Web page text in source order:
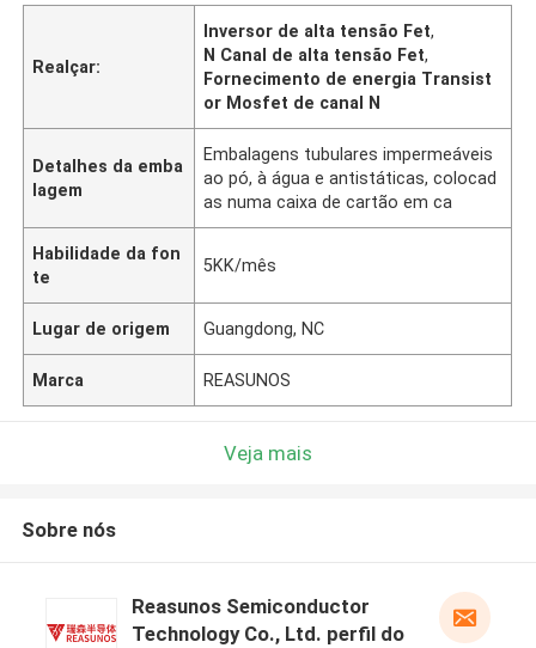
Realçar:
Inversor de alta tensão Fet,
N Canal de alta tensão Fet,
Fornecimento de energia Transist
or Mosfet de canal N
Detalhes da emba
lagem
Embalagens tubulares impermeáveis
ao pó, à água e antistáticas, colocad
as numa caixa de cartão em ca
Habilidade da fon
te
5KK/mês
Lugar de origem Guangdong, NC
Marca REASUNOS
Veja mais
Sobre nós
Reasunos Semiconductor
Technology Co., Ltd. perfil do